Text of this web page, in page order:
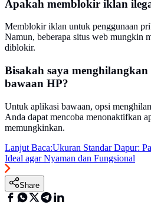
Apakah memblokir iklan
Memblokir iklan untuk penggunaan
Namun, beberapa situs web mungkin
diblokir.
Bisakah saya
bawaan HP?
Untuk aplikasi bawaan, opsi
Anda dapat mencoba menonaktifkan
memungkinkan.
Lanjut Baca:Ukuran Standar Dapur:
Ideal agar Nyaman dan Fungsional
Share